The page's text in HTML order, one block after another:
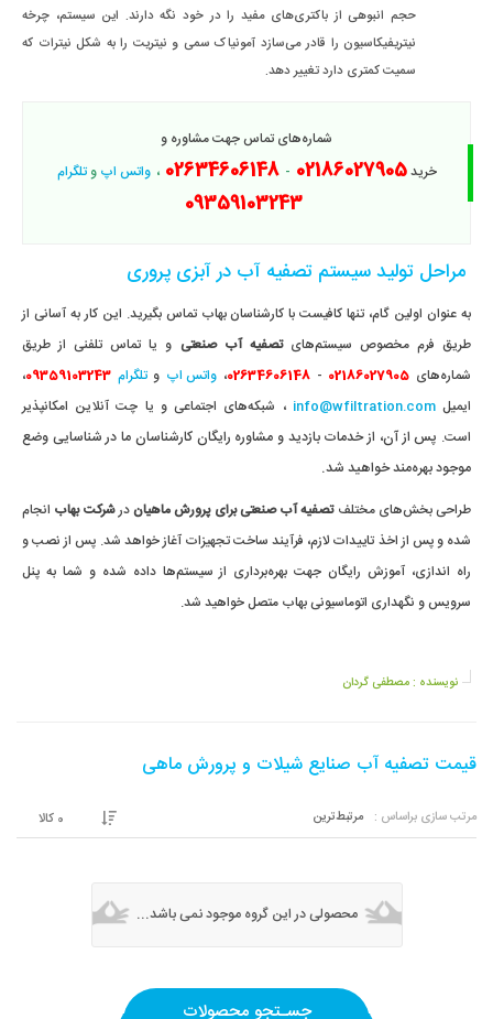
حجم انبوهی از باکتری‌های مفید را در خود نگه دارند. این سیستم، چرخه
نیتریفیکاسیون را قادر می‌سازد آمونیاک سمی و نیتریت را به شکل نیترات که
سمیت کمتری دارد تغییر دهد.
شماره‌های تماس جهت مشاوره و
خرید02186027905
-
02634606148 ، واتس اپ وتلگرام
09359103243
مراحل تولید سیستم تصفیه آب در آبزی پروری
به عنوان اولین گام، تنها کافیست با کارشناسان بهاب تماس بگیرید. این کار به آسانی از
طریق فرم مخصوص سیستم‌هایتصفیه آب صنعتی و یا تماس تلفنی از طریق
شماره‌های 02186027905
-
02634606148، واتس اپ وتلگرام 09359103243،
ایمیلinfo@wfiltration.com ، شبکه‌های اجتماعی و یا چت آنلاین امکانپذیر
است. پس از آن، از خدمات بازدید و مشاوره رایگان کارشناسان ما در شناسایی وضع
موجود بهره‌مند خواهید شد.
طراحی بخش‌های مختلفتصفیه آب صنعتی برای پرورش ماهیاندرشرکت بهاب انجام
شده و پس از اخذ تاییدات لازم، فرآیند ساخت تجهیزات آغاز خواهد شد. پس از نصب و
راه اندازی، آموزش رایگان جهت بهره‌برداری از سیستم‌ها داده شده و شما به پنل
سرویس و نگهداری اتوماسیونی بهاب متصل خواهید شد.
نویسنده :مصطفی گردان
قیمت تصفیه آب صنایع شیلات و پرورش ماهی
0 کالا مرتب سازی براساس : مرتبط‌ترین
محصولی در این گروه موجود نمی باشد...
جسـتجو محصولات